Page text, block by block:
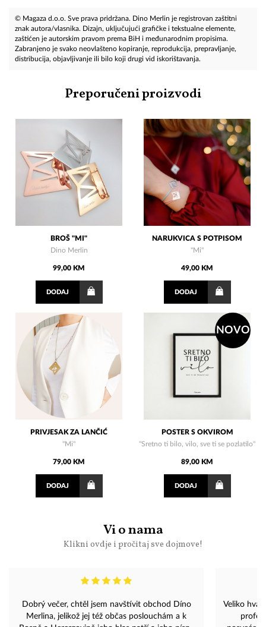
© Magaza d.o.o. Sve prava pridržana. Dino Merlin je registrovan zaštitni
znak autora/vlasnika. Dizajn, uključujući grafičke i tekstualne elemente,
zaštićen je autorskim pravom prema BiH i međunarodnim propisima.
Zabranjeno je svako neovlašteno kopiranje, reprodukcija, prepravljanje,
distribucija, objavljivanje ili bilo koji drugi vid iskorištavanja.
Preporučeni proizvodi
BROŠ "MI"
Dino Merlin
99,00 KM
DODAJ
NARUKVICA S POTPISOM
"Mi"
49,00 KM
DODAJ
PRIVJESAK ZA LANČIĆ
"Mi"
79,00 KM
DODAJ
NOVO
POSTER S OKVIROM
"Sretno ti bilo, vilo, sve ti se pozlatilo"
89,00 KM
DODAJ
Vi o nama
Klikni ovdje i pročitaj sve dojmove!
Dobrý večer, chtěl jsem navštívit obchod Díno
Merlina, jelikož jej též občas poslouchám a k
Veliko